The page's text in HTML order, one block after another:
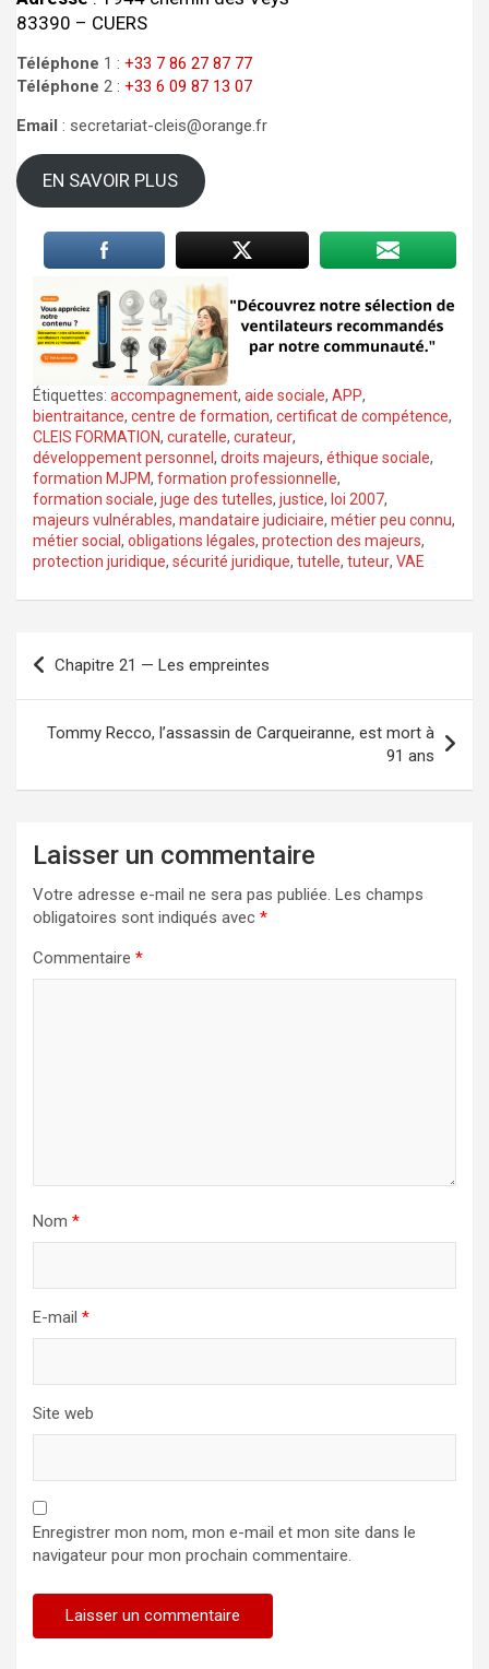
83390 – CUERS
Téléphone 1 : +33 7 86 27 87 77
Téléphone 2 : +33 6 09 87 13 07
Email : secretariat-cleis@orange.fr
EN SAVOIR PLUS
Étiquettes: accompagnement, aide sociale, APP,
bientraitance, centre de formation, certificat de compétence,
CLEIS FORMATION, curatelle, curateur,
développement personnel , droits majeurs, éthique sociale,
formation MJPM, formation professionnelle,
formation sociale, juge des tutelles, justice, loi 2007,
majeurs vulnérables, mandataire judiciaire, métier peu connu,
métier social, obligations légales, protection des majeurs,
protection juridique, sécurité juridique, tutelle, tuteur, VAE
Navigation
de
l’article
Chapitre 21 — Les empreintes
Tommy Recco, l’assassin de Carqueiranne, est mort à
91 ans
Laisser un commentaire
Votre adresse e-mail ne sera pas publiée. Les champs
obligatoires sont indiqués avec *
Commentaire *
Nom *
E-mail *
Site web
Enregistrer mon nom, mon e-mail et mon site dans le
navigateur pour mon prochain commentaire.